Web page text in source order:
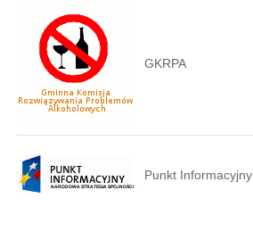
GKRPA
Punkt Informacyjny